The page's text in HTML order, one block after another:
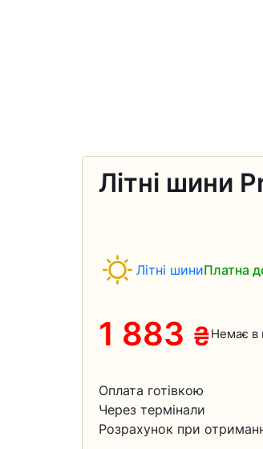
Літні шини
Літні шиниПлатна
1 883 ₴Немає в
Оплата готівкою
Через термінали
Розрахунок при